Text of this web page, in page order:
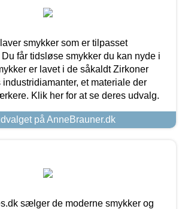
smykker som er tilpasset
får tidsløse smykker du kan nyde i
er lavet i de såkaldt Zirkoner
et materiale der
Klik her for at se deres udvalg.
på AnneBrauner.dk
sælger de moderne smykker og